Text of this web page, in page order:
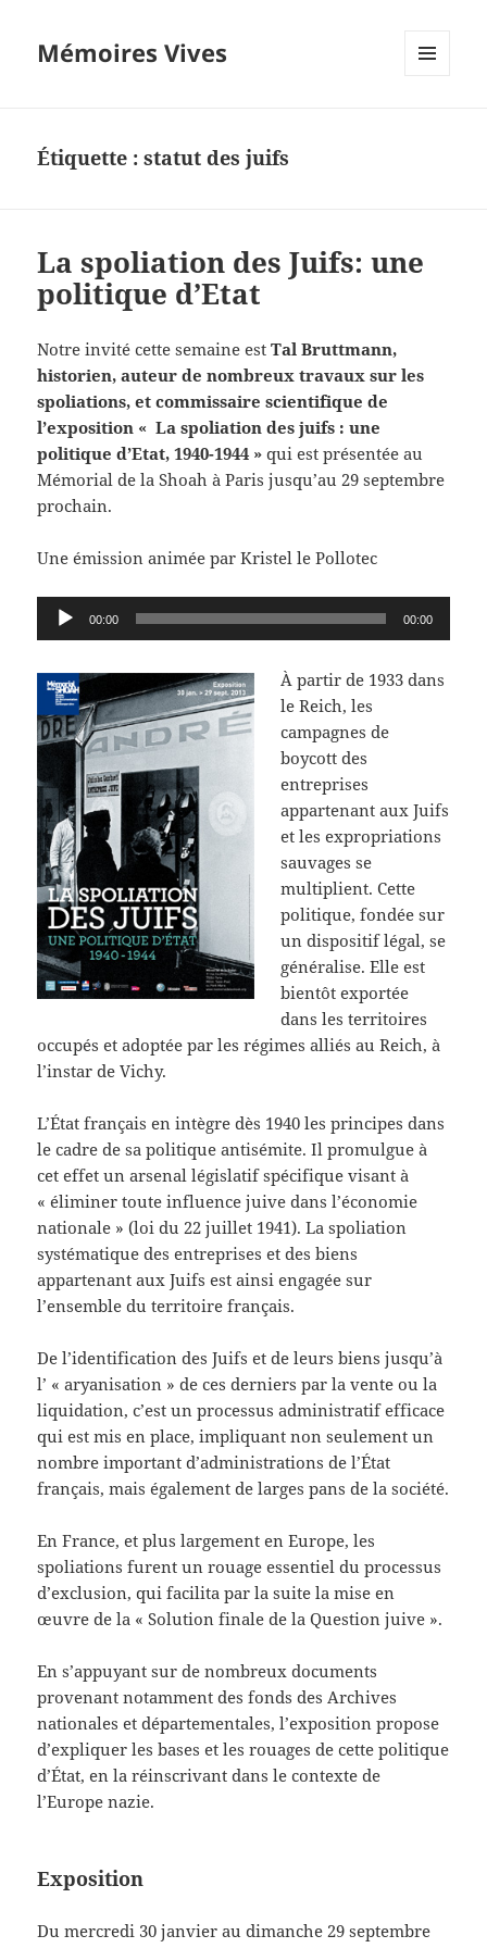
Mémoires Vives
Étiquette :statut des juifs
La spoliation des Juifs: une
politique d’Etat
Notre invité cette semaine estTal Bruttmann,
historien, auteur de nombreux travaux sur les
spoliations, et commissaire scientifique de
l’exposition « La spoliation des juifs : une
politique d’Etat, 1940-1944 » qui est présentée au
Mémorial de la Shoah à Paris jusqu’au 29 septembre
prochain.
Une émission animée par Kristel le Pollotec
Lecteur
audio
00:00 00:00
À partir de 1933 dans
le Reich, les
campagnes de
boycott des
entreprises
appartenant aux Juifs
et les expropriations
sauvages se
multiplient. Cette
politique, fondée sur
un dispositif légal, se
généralise. Elle est
bientôt exportée
dans les territoires
occupés et adoptée par les régimes alliés au Reich, à
l’instar de Vichy.
L’État français en intègre dès 1940 les principes dans
le cadre de sa politique antisémite. Il promulgue à
cet effet un arsenal législatif spécifique visant à
« éliminer toute influence juive dans l’économie
nationale » (loi du 22 juillet 1941). La spoliation
systématique des entreprises et des biens
appartenant aux Juifs est ainsi engagée sur
l’ensemble du territoire français.
De l’identification des Juifs et de leurs biens jusqu’à
l’ « aryanisation » de ces derniers par la vente ou la
liquidation, c’est un processus administratif efficace
qui est mis en place, impliquant non seulement un
nombre important d’administrations de l’État
français, mais également de larges pans de la société.
En France, et plus largement en Europe, les
spoliations furent un rouage essentiel du processus
d’exclusion, qui facilita par la suite la mise en
œuvre de la « Solution finale de la Question juive ».
En s’appuyant sur de nombreux documents
provenant notamment des fonds des Archives
nationales et départementales, l’exposition propose
d’expliquer les bases et les rouages de cette politique
d’État, en la réinscrivant dans le contexte de
l’Europe nazie.
Exposition
Du mercredi 30 janvier au dimanche 29 septembre